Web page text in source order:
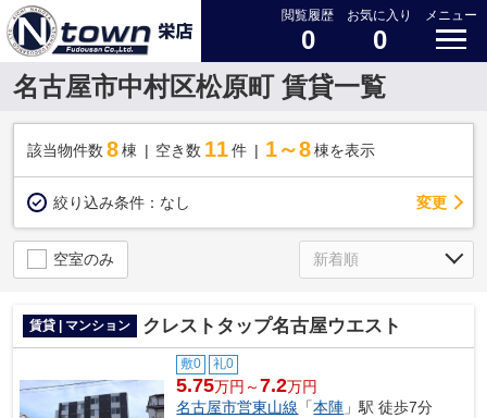
閲覧履歴
0
お気に入り
0
メニュー
名古屋市中村区松原町 賃貸一覧
該当物件数 8棟 空き数 11 件 1～8 棟を表示
絞り込み条件： なし 変更
空室のみ
賃貸 | マンション クレストタップ名古屋ウエスト
敷0 礼0
5.75万円～7.2万円
名古屋市営東山線 「本陣 」駅 徒歩7分